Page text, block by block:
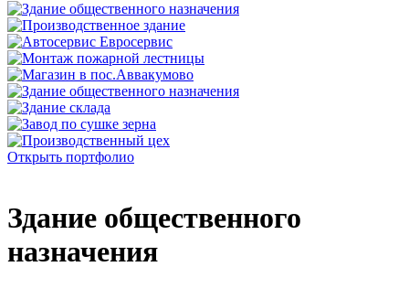
Открыть портфолио
Здание общественного
назначения